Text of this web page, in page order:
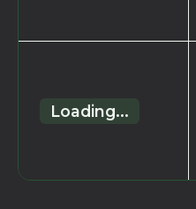
Loading...